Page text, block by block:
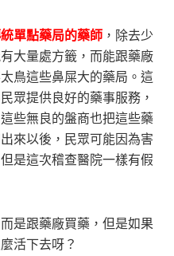
單點藥局的藥師 ，除去少
大量處方籤，而能跟藥廠
鳥這些鼻屎大的藥局。這
眾提供良好的藥事服務，
些無良的盤商也把這些藥
來以後，民眾可能因為害
是這次稽查醫院一樣有假
是跟藥廠買藥，但是如果
活下去呀？